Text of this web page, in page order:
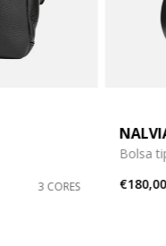
3 CORES
Bolsa
€180,00